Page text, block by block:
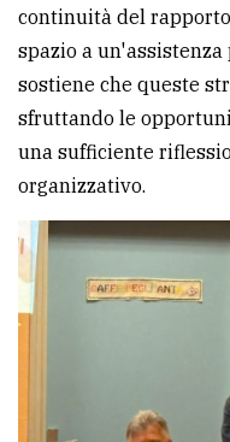
continuità del
spazio a
sostiene che queste
sfruttando le
una sufficiente
organizzativo.